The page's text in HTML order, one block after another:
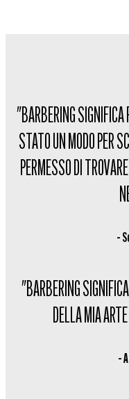
"BARBERING SIGNIFICA
STATO UN MODO PER
PERMESSO DI
–
"BARBERING
DELLA MIA
–